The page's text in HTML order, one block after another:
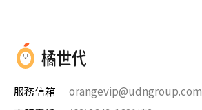
服務信箱
orangevip@udngroup.com